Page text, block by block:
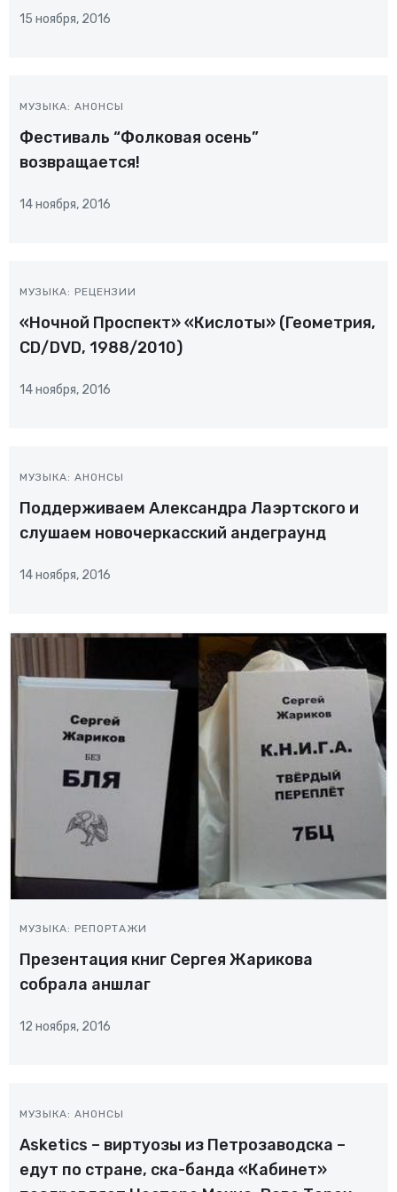
15 ноября, 2016
МУЗЫКА: АНОНСЫ
Фестиваль “Фолковая осень”
возвращается!
14 ноября, 2016
МУЗЫКА: РЕЦЕНЗИИ
«Ночной Проспект» «Кислоты» (Геометрия,
CD/DVD, 1988/2010)
14 ноября, 2016
МУЗЫКА: АНОНСЫ
Поддерживаем Александра Лаэртского и
слушаем новочеркасский андеграунд
14 ноября, 2016
МУЗЫКА: РЕПОРТАЖИ
Презентация книг Сергея Жарикова
собрала аншлаг
12 ноября, 2016
МУЗЫКА: АНОНСЫ
Аsketics – виртуозы из Петрозаводска –
едут по стране, ска-банда «Кабинет»